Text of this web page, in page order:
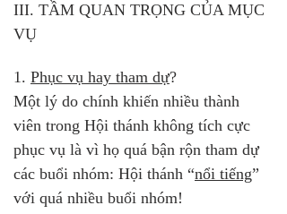
III. TẦM QUAN TRỌNG CỦA MỤC
VỤ
1. Phục vụ hay tham dự?
Một lý do chính khiến nhiều thành
viên trong Hội thánh không tích cực
phục vụ là vì họ quá bận rộn tham dự
các buổi nhóm: Hội thánh “nổi tiếng”
với quá nhiều buổi nhóm!